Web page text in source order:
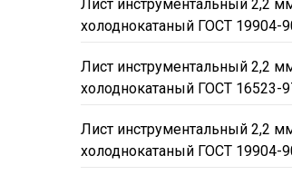
70x800-900х2800-3700 70x800-
90x700-800х2700-3200 3 4 5
4200
Лист инструментальный 2,2
холоднокатаный ГОСТ 19904-
Лист инструментальный 2,2
холоднокатаный ГОСТ 16523-
Лист инструментальный 2,2
холоднокатаный ГОСТ 19904-